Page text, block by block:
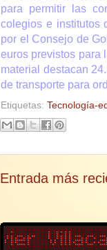
para permitir las
colegios e institutos
por el Consejo de
euros previstos para
material destacan
de transporte para
Etiquetas: Tecnología-
Entrada más